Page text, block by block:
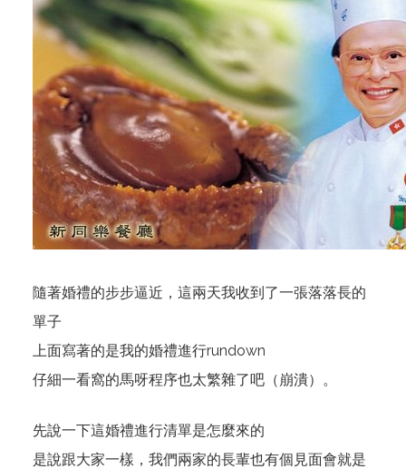
隨著婚禮的步步逼近，這兩天我收到了一張落落長的
單子
上面寫著的是我的婚禮進行rundown
仔細一看窩的馬呀程序也太繁雜了吧（崩潰）。
先說一下這婚禮進行清單是怎麼來的
是說跟大家一樣，我們兩家的長輩也有個見面會就是